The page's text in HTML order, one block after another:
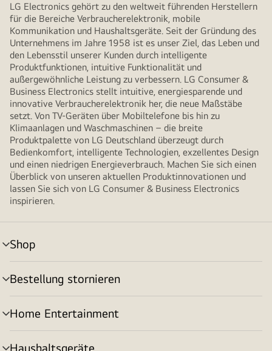
LG Electronics gehört zu den weltweit führenden Herstellern
für die Bereiche Verbraucherelektronik, mobile
Kommunikation und Haushaltsgeräte. Seit der Gründung des
Unternehmens im Jahre 1958 ist es unser Ziel, das Leben und
den Lebensstil unserer Kunden durch intelligente
Produktfunktionen, intuitive Funktionalität und
außergewöhnliche Leistung zu verbessern. LG Consumer &
Business Electronics stellt intuitive, energiesparende und
innovative Verbraucherelektronik her, die neue Maßstäbe
setzt. Von TV-Geräten über Mobiltelefone bis hin zu
Klimaanlagen und Waschmaschinen – die breite
Produktpalette von LG Deutschland überzeugt durch
Bedienkomfort, intelligente Technologien, exzellentes Design
und einen niedrigen Energieverbrauch. Machen Sie sich einen
Überblick von unseren aktuellen Produktinnovationen und
lassen Sie sich von LG Consumer & Business Electronics
inspirieren.
Shop
Menü
umschalten
Bestellung stornieren
Menü
umschalten
Home Entertainment
Menü
umschalten
Haushaltsgeräte